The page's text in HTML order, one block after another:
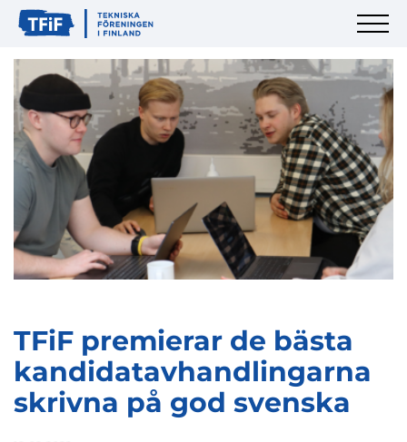
TFiF premierar de bästa
kandidatavhandlingarna
skrivna på god svenska